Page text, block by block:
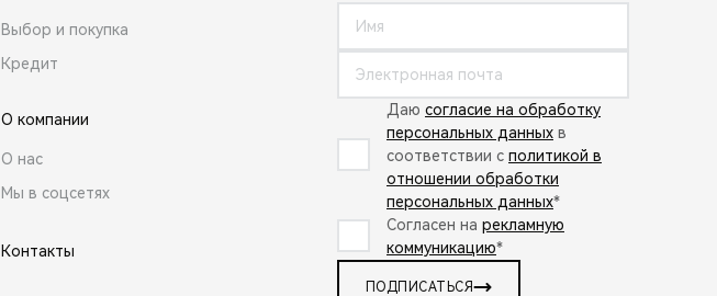
Выбор и покупка
Кредит
О компании
О нас
Мы в соцсетях
Контакты
Даю согласие на обработку
персональных данных в
соответствии с политикой в
отношении обработки
персональных данных*
Согласен на рекламную
коммуникацию*
ПОДПИСАТЬСЯ